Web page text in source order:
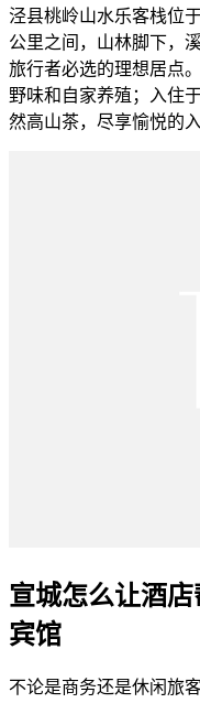
泾县桃岭山水乐客栈位
公里之间，山林脚下，
旅行者必选的理想居点
野味和自家养殖；入住
然高山茶，尽享愉悦的入
宣城怎么让酒
宾馆
不论是商务还是休闲旅